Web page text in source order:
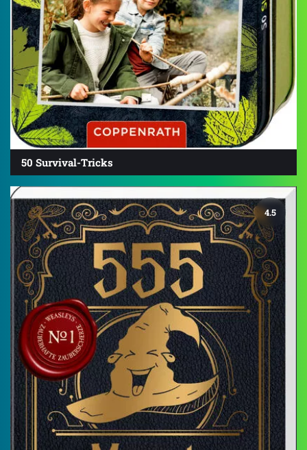
50 Survival-Tricks
4.5